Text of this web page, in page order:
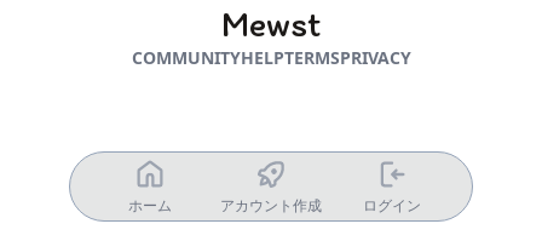
Mewst
COMMUNITYHELPTERMSPRIVACY
ホーム アカウント作成 ログイン